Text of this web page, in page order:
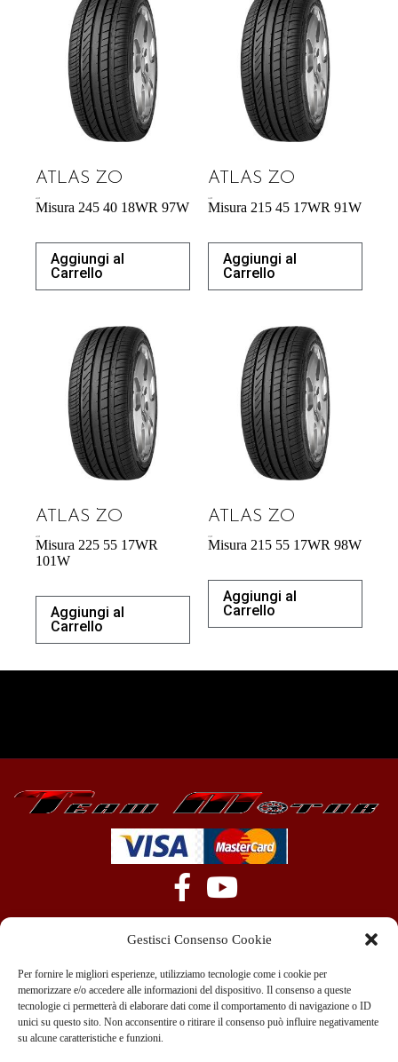
Gestisci Consenso Cookie
Per fornire le migliori esperienze, utilizziamo tecnologie come i cookie per
memorizzare e/o accedere alle informazioni del dispositivo. Il consenso a queste
tecnologie ci permetterà di elaborare dati come il comportamento di navigazione o ID
unici su questo sito. Non acconsentire o ritirare il consenso può influire negativamente
su alcune caratteristiche e funzioni.
ATLAS ZO
Misura 245 40 18WR 97W
Aggiungi al
Carrello
ATLAS ZO
Misura 215 45 17WR 91W
Aggiungi al
Carrello
ATLAS ZO
Misura 225 55 17WR
101W
Aggiungi al
Carrello
ATLAS ZO
Misura 215 55 17WR 98W
Aggiungi al
Carrello
+39 351 970 89 33
info@teammotor.it